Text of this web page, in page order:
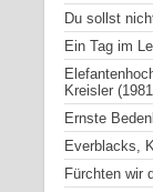
Du sollst
Ein Tag im
Kreisler
Ernste
Everblacks,
Fürchten wir